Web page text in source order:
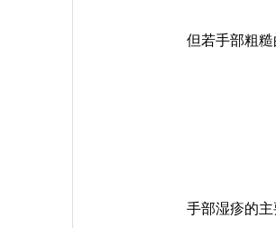
但若手部粗
手部湿疹的